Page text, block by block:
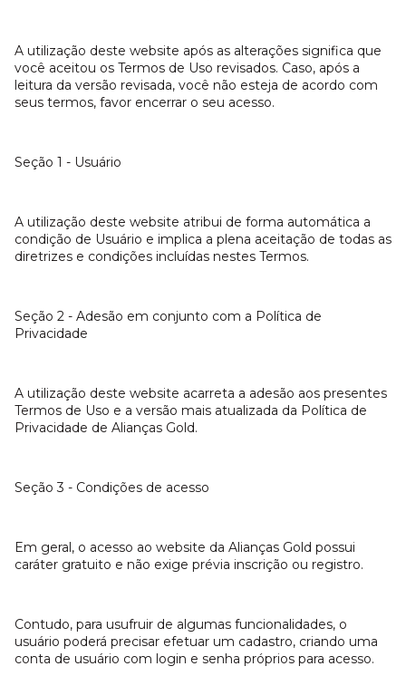
A utilização deste website após as alterações significa que
você aceitou os Termos de Uso revisados. Caso, após a
leitura da versão revisada, você não esteja de acordo com
seus termos, favor encerrar o seu acesso.
Seção 1 - Usuário
A utilização deste website atribui de forma automática a
condição de Usuário e implica a plena aceitação de todas as
diretrizes e condições incluídas nestes Termos.
Seção 2 - Adesão em conjunto com a Política de
Privacidade
A utilização deste website acarreta a adesão aos presentes
Termos de Uso e a versão mais atualizada da Política de
Privacidade de Alianças Gold.
Seção 3 - Condições de acesso
Em geral, o acesso ao website da Alianças Gold possui
caráter gratuito e não exige prévia inscrição ou registro.
Contudo, para usufruir de algumas funcionalidades, o
usuário poderá precisar efetuar um cadastro, criando uma
conta de usuário com login e senha próprios para acesso.